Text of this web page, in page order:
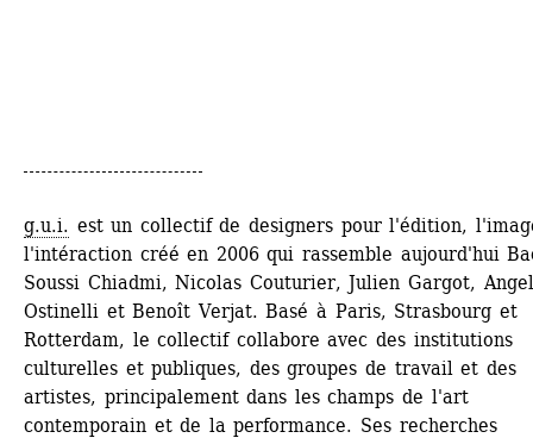
g.u.i. est un collectif de designers pour l'édition,
l'intéraction créé en 2006 qui rassemble aujourd'hui
Soussi Chiadmi, Nicolas Couturier, Julien Gargot,
Ostinelli et Benoît Verjat. Basé à Paris, Strasbourg et
Rotterdam, le collectif collabore avec des institutions
culturelles et publiques, des groupes de travail et des
artistes, principalement dans les champs de l'art
contemporain et de la performance. Ses recherches